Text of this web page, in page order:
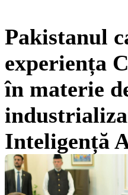
Pakistanul
experiența
în materie
Inteligență